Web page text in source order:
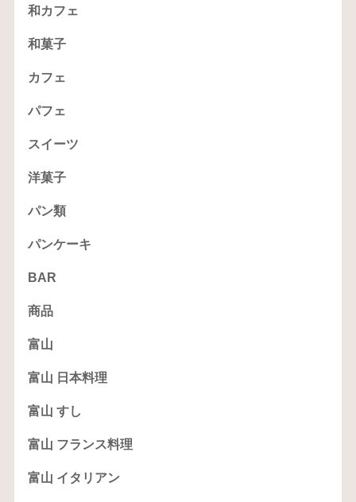
和カフェ
和菓子
カフェ
パフェ
スイーツ
洋菓子
パン類
パンケーキ
BAR
商品
富山
富山 日本料理
富山 すし
富山 フランス料理
富山 イタリアン